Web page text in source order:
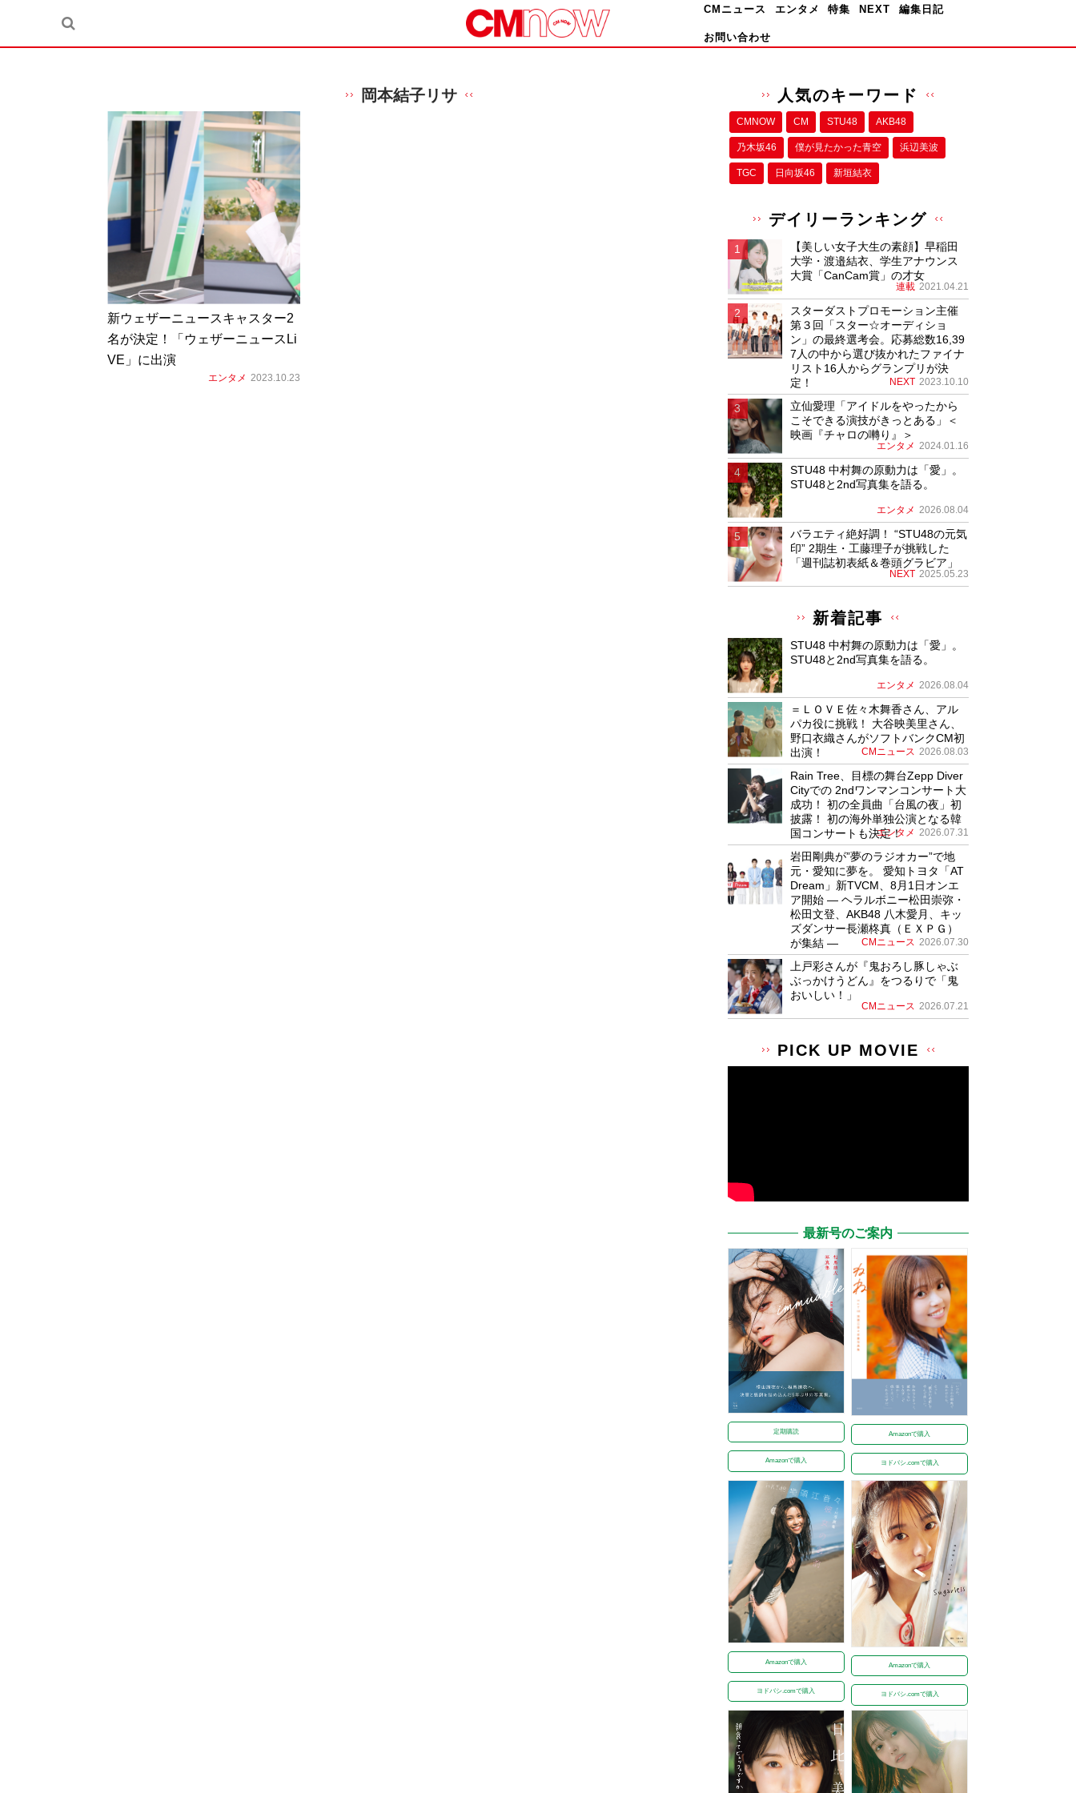
CMニュース エンタメ 特集 NEXT 編集日記
お問い合わせ
岡本結子リサ
新ウェザーニュースキャスター2
名が決定！「ウェザーニュースLi
VE」に出演
エンタメ 2023.10.23
人気のキーワード
CMNOW CM STU48 AKB48
乃木坂46 僕が⾒たかった⻘空 浜辺美波
TGC 日向坂46 新垣結衣
デイリーランキング
【美しい女子大生の素顔】早稲田
大学・渡邉結衣、学生アナウンス
大賞「CanCam賞」の才女
連載 2021.04.21
スターダストプロモーション主催
第３回「スター☆オーディショ
ン」の最終選考会。応募総数16,39
7人の中から選び抜かれたファイナ
リスト16人からグランプリが決
定！
NEXT 2023.10.10
立仙愛理「アイドルをやったから
こそできる演技がきっとある」＜
映画『チャロの囀り』＞
エンタメ 2024.01.16
STU48 中村舞の原動力は「愛」。
STU48と2nd写真集を語る。
エンタメ 2026.08.04
バラエティ絶好調！ “STU48の元気
印” 2期生・工藤理子が挑戦した
「週刊誌初表紙＆巻頭グラビア」
NEXT 2025.05.23
新着記事
STU48 中村舞の原動力は「愛」。
STU48と2nd写真集を語る。
エンタメ 2026.08.04
＝ＬＯＶＥ佐々木舞香さん、アル
パカ役に挑戦！ 大谷映美里さん、
野口衣織さんがソフトバンクCM初
出演！
CMニュース 2026.08.03
Rain Tree、目標の舞台Zepp Diver
Cityでの 2ndワンマンコンサート大
成功！ 初の全員曲「台風の夜」初
披露！ 初の海外単独公演となる韓
国コンサートも決定！
エンタメ 2026.07.31
岩田剛典が”夢のラジオカー”で地
元・愛知に夢を。 愛知トヨタ「AT
Dream」新TVCM、8月1日オンエ
ア開始 ― ヘラルボニー松田崇弥・
松田文登、AKB48 八木愛月、キッ
ズダンサー長瀬柊真（ＥＸＰＧ）
が集結 ―
CMニュース 2026.07.30
上戸彩さんが『鬼おろし豚しゃぶ
ぶっかけうどん』をつるりで「鬼
おいしい！」
CMニュース 2026.07.21
PICK UP MOVIE
最新号のご案内
定期購読
Amazonで購入
Amazonで購入
ヨドバシ.comで購入
Amazonで購入
ヨドバシ.comで購入
Amazonで購入
ヨドバシ.comで購入